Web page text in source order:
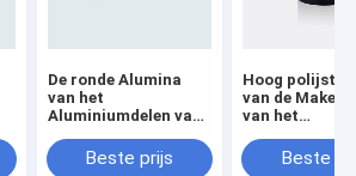
De ronde Alumina
van het
Aluminiumdelen van
Zilveren Verschijning
van de Kruikdekking
Beste prijs
Hoog polijst
van de Make-
van het
de
24/410 28/410
Beste